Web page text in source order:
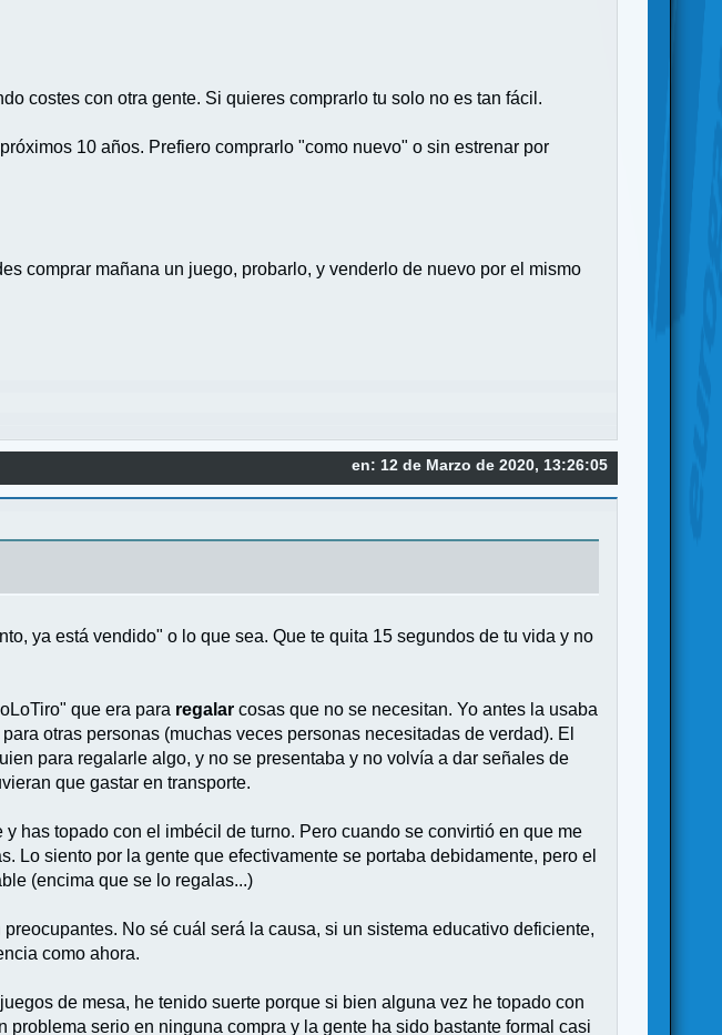
costes con otra gente. Si quieres comprarlo tu solo no es tan fácil.
10 años. Prefiero comprarlo "como nuevo" o sin estrenar por
comprar mañana un juego, probarlo, y venderlo de nuevo por el mismo
en: 12 de Marzo de 2020, 13:26:05
ya está vendido" o lo que sea. Que te quita 15 segundos de tu vida y no
que era para regalar cosas que no se necesitan. Yo antes la usaba
otras personas (muchas veces personas necesitadas de verdad). El
para regalarle algo, y no se presentaba y no volvía a dar señales de
que gastar en transporte.
has topado con el imbécil de turno. Pero cuando se convirtió en que me
siento por la gente que efectivamente se portaba debidamente, pero el
(encima que se lo regalas...)
No sé cuál será la causa, si un sistema educativo deficiente,
como ahora.
de mesa, he tenido suerte porque si bien alguna vez he topado con
serio en ninguna compra y la gente ha sido bastante formal casi